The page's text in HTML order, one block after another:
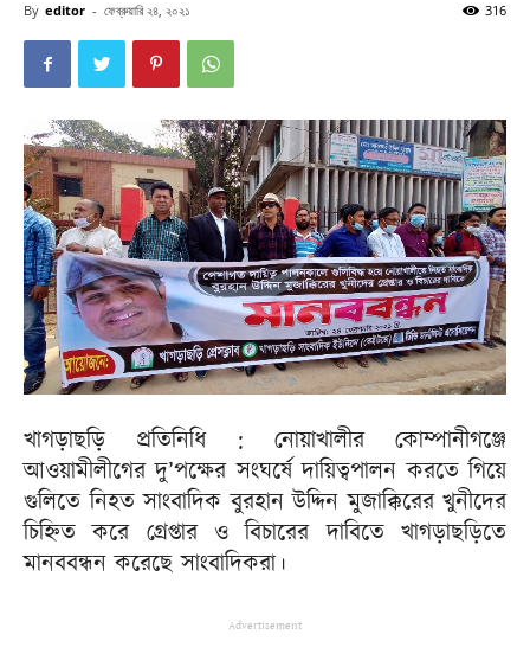
By editor - ফেব্রুয়ারি ২৪, ২০২১ 316
খাগড়াছড়ি প্রতিনিধি : নোয়াখালীর কোম্পানীগঞ্জে
আওয়ামীলীগের দু’পক্ষের সংঘর্ষে দায়িত্বপালন করতে গিয়ে
গুলিতে নিহত সাংবাদিক বুরহান উদ্দিন মুজাক্কিরের খুনীদের
চিহ্নিত করে গ্রেপ্তার ও বিচারের দাবিতে খাগড়াছড়িতে
মানববন্ধন করেছে সাংবাদিকরা।
Advertisement